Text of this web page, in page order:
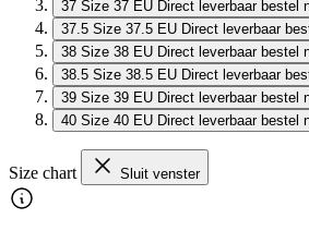
37 Size 37 EU Direct leverbaar bestel
37.5 Size 37.5 EU Direct leverbaar
38 Size 38 EU Direct leverbaar bestel
38.5 Size 38.5 EU Direct leverbaar
39 Size 39 EU Direct leverbaar bestel
40 Size 40 EU Direct leverbaar bestel
Size chart Sluit venster